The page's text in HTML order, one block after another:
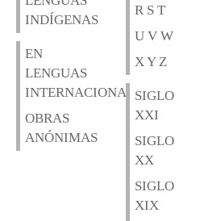
INDÍGENAS
EN
LENGUAS
INTERNACIONALES
OBRAS
ANÓNIMAS
R S T
U V W
X Y Z
SIGLO
XXI
SIGLO
XX
SIGLO
XIX